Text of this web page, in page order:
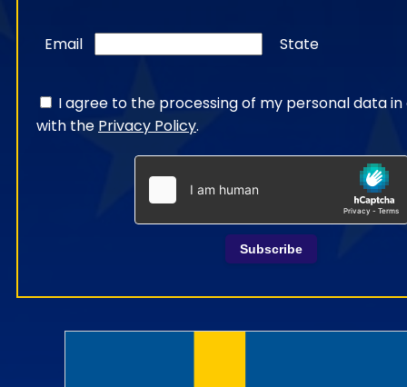
Email State
I agree to the processing of my personal data
with the Privacy Policy.
Subscribe